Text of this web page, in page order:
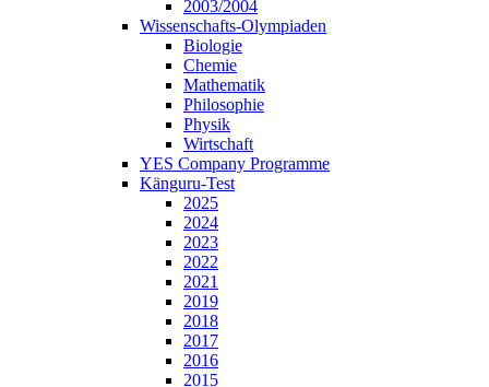
2003/2004
Wissenschafts-Olympiaden
Biologie
Chemie
Mathematik
Philosophie
Physik
Wirtschaft
YES Company Programme
Känguru-Test
2025
2024
2023
2022
2021
2019
2018
2017
2016
2015